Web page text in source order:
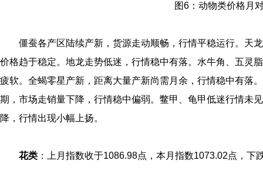
图6：动物类价格月
僵蚕各产区陆续产新，货源走动顺畅，行情平稳运行。天
价格趋于稳定。地龙走势低迷，行情稳中有落。水牛角、五灵
疲软。全蝎零星产新，距离大量产新尚需月余，行情稳中有落
期，市场走销量下降，行情稳中偏弱。鳖甲、龟甲低迷行情未
降，行情出现小幅上扬。
花类 ：上月指数收于1086.98点，本月指数1073.02点，下